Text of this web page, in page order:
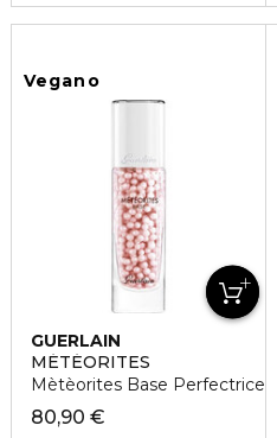
Vegano
GUERLAIN
MÉTÉORITES
Mètèorites Base Perfectrice
80,90 €